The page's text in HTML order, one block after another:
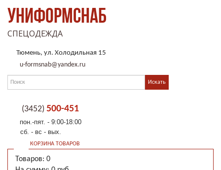
УНИФОРМСНАБ
СПЕЦОДЕЖДА
Тюмень, ул. Холодильная 15
u-formsnab@yandex.ru
(3452) 500-451
пон.-пят. - 9:00-18:00
сб. - вс - вых.
КОРЗИНА ТОВАРОВ
Товаров: 0